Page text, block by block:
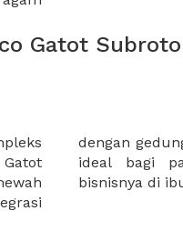
Gatot Subroto
bisnisnya di